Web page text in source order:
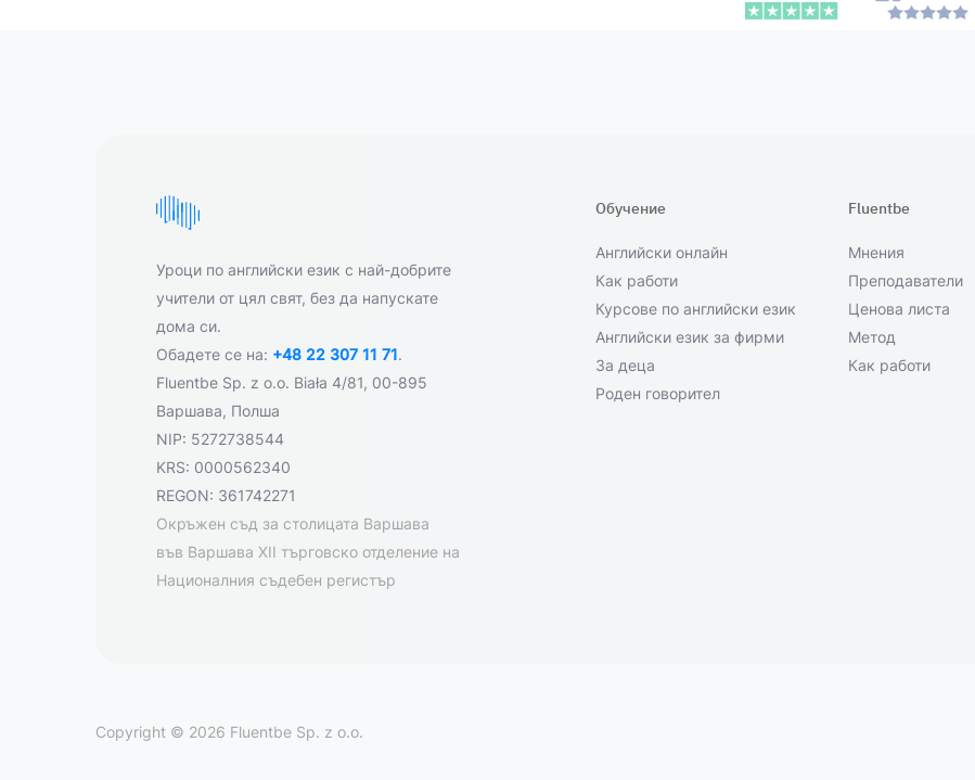
Уроци по английски език с най-добрите
учители от цял свят, без да напускате
дома си.
Обадете се на: +48 22 307 11 71.
Fluentbe Sp. z o.o. Biała 4/81, 00-895
Варшава, Полша
NIP: 5272738544
KRS: 0000562340
REGON: 361742271
Окръжен съд за столицата Варшава
във Варшава XII търговско отделение на
Националния съдебен регистър
Обучение
Английски онлайн
Как работи
Курсове по английски език
Английски език за фирми
За деца
Роден говорител
Fluentbe
Мнения
Преподаватели
Ценова листа
Метод
Как работи
Copyright © 2026 Fluentbe Sp. z o.o.